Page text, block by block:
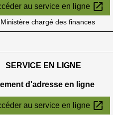
au service en ligne open_in_new
Ministère chargé des finances
SERVICE EN LIGNE
d'adresse en ligne
au service en ligne open_in_new